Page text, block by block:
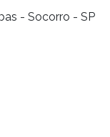
- Socorro - SP